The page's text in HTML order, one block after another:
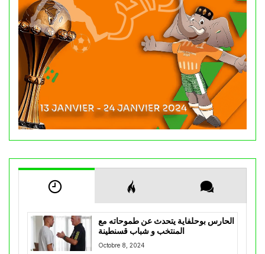
الحارس بوحلفاية يتحدث عن طموحاته مع
المنتخب و شباب قسنطينة
Octobre 8, 2024